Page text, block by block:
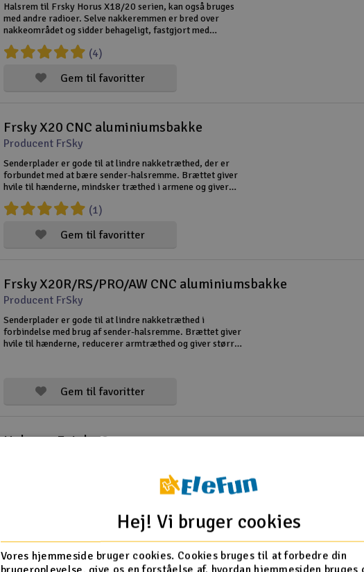
Halsrem til Frsky Horus X18/20 serien, kan også bruges
med andre radioer. Selve nakkeremmen er bred over
nakkeområdet og sidder behageligt, fastgjort med
dobbelte clips til senderpulten.
Gem til favoritter
(4)
Frsky X20 CNC aluminiumsbakke
Producent FrSky
Senderplader er gode til at lindre nakketræthed, der er
forbundet med at bære sender-halsremme. Brættet giver
hvile til hænderne, mindsker træthed i armene og giver
større præcision på pindene. Vægten af radioen og dine
hænder/arme bæres nu på dine
Gem til favoritter
(1)
Frsky X20R/RS/PRO/AW CNC aluminiumsbakke
Producent FrSky
Senderplader er gode til at lindre nakketræthed i
forbindelse med brug af sender-halsremme. Brættet giver
hvile til hænderne, reducerer armtræthed og giver større
Gem til favoritter
Halsrem Futaba Orange
Gem til favoritter
Hej! Vi bruger cookies
Vores hjemmeside bruger cookies. Cookies bruges til at forbedre din